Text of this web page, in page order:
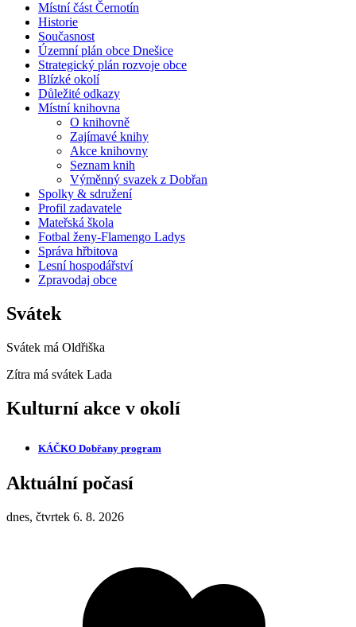
Místní část Černotín
Historie
Současnost
Územní plán obce Dnešice
Strategický plán rozvoje obce
Blízké okolí
Důležité odkazy
Místní knihovna
O knihovně
Zajímavé knihy
Akce knihovny
Seznam knih
Výměnný svazek z Dobřan
Spolky & sdružení
Profil zadavatele
Mateřská škola
Fotbal ženy-Flamengo Ladys
Správa hřbitova
Lesní hospodářství
Zpravodaj obce
Svátek
Svátek má Oldřiška
Zítra má svátek Lada
Kulturní akce v okolí
KÁČKO Dobřany program
Aktuální počasí
dnes, čtvrtek 6. 8. 2026